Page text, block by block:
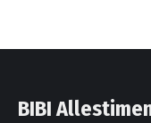
BIBI